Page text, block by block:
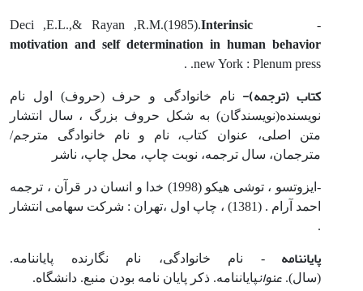
- Deci ,E.L.,& Rayan ,R.M.(1985).
Interinsic
motivation and self determination in human behavior
.new York : Plenum press .
کتاب (ترجمه)- نام خانوادگی و حرف (حروف) اول نام
نویسنده(نویسندگان) به شکل حروف بزرگ ، سال انتشار
متن اصلی، عنوان کتاب، نام و نام خانوادگی مترجم/
مترجمان، سال ترجمه، نوبت چاپ، محل چاپ، ناشر
-ایزوتسو ، توشی هیکو (1998) خدا و انسان در قرآن ، ترجمه
احمد آرام . (1381) ، چاپ اول ،تهران : شرکت سهامی انتشار
.
پایان­نامه- نام خانوادگی، نام نگارنده پایان­نامه.
(سال). عنوانپایان­نامه. ذکر پایان نامه بودن منبع. دانشگاه.